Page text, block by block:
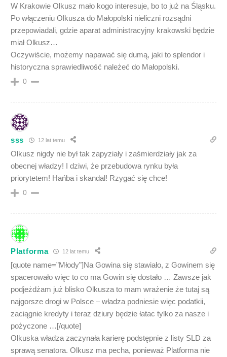
W Krakowie Olkusz mało kogo interesuje, bo to już na Śląsku.
Po włączeniu Olkusza do Małopolski nieliczni rozsądni
przepowiadali, gdzie aparat administracyjny krakowski będzie
miał Olkusz…
Oczywiście, możemy napawać się dumą, jaki to splendor i
historyczna sprawiedliwość należeć do Małopolski.
0
sss 12 lat temu
Olkusz nigdy nie był tak zapyziały i zaśmierdziały jak za
obecnej władzy! I dziwi, że przebudowa rynku była
priorytetem! Hańba i skandal! Rzygać się chce!
0
Platforma 12 lat temu
[quote name=”Młody”]Na Gowina się stawiało, z Gowinem się
spacerowało więc to co ma Gowin się dostało … Zawsze jak
podjeżdżam już blisko Olkusza to mam wrażenie że tutaj są
najgorsze drogi w Polsce – władza podniesie więc podatkii,
zaciągnie kredyty i teraz dziury będzie łatac tylko za nasze i
pożyczone …[/quote]
Olkuska władza zaczynała karierę podstępnie z listy SLD za
sprawą senatora. Olkusz ma pecha, ponieważ Platforma nie